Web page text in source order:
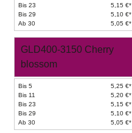
Bis 23
5,15 €*
Bis 29
5,10 €*
Ab 30
5,05 €*
GLD400-3150 Cherry
blossom
Bis 5
5,25 €*
Bis 11
5,20 €*
Bis 23
5,15 €*
Bis 29
5,10 €*
Ab 30
5,05 €*